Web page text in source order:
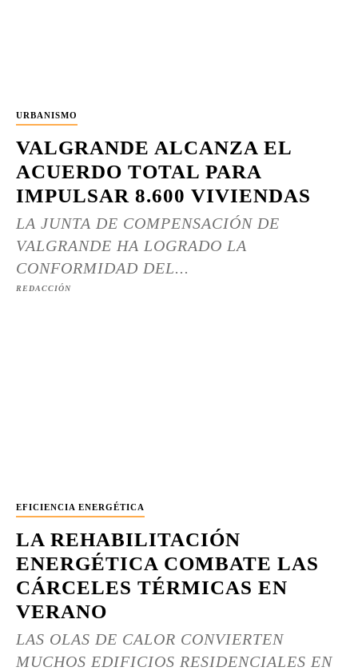
URBANISMO
VALGRANDE ALCANZA EL
ACUERDO TOTAL PARA
IMPULSAR 8.600 VIVIENDAS
LA JUNTA DE COMPENSACIÓN DE
VALGRANDE HA LOGRADO LA
CONFORMIDAD DEL...
REDACCIÓN
EFICIENCIA ENERGÉTICA
LA REHABILITACIÓN
ENERGÉTICA COMBATE LAS
CÁRCELES TÉRMICAS EN
VERANO
LAS OLAS DE CALOR CONVIERTEN
MUCHOS EDIFICIOS RESIDENCIALES EN